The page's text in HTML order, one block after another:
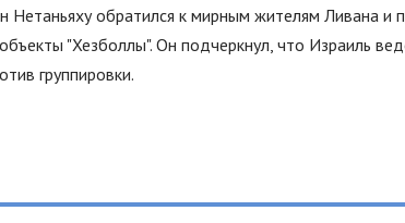
Нетаньяху обратился к мирным жителям Ливана и
"Хезболлы". Он подчеркнул, что Израиль
группировки.